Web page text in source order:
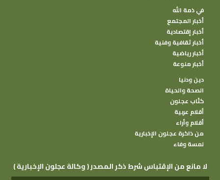
في ذمة الله
أخبار المجتمع
أخبار إقتصادية
أخبار ثقافية وفنية
أخبار رياضية
أخبار منوعة
دين ودنيا
الصحة والحياة
كتًاب عجلون
أقلام عربية
أقلام وأراء
من ذاكرة عجلون الإخبارية
لمسة وفاء
( وكالة عجلون الإخبارية ) لا مانع من الإقتباس شرط ذكر المصدر